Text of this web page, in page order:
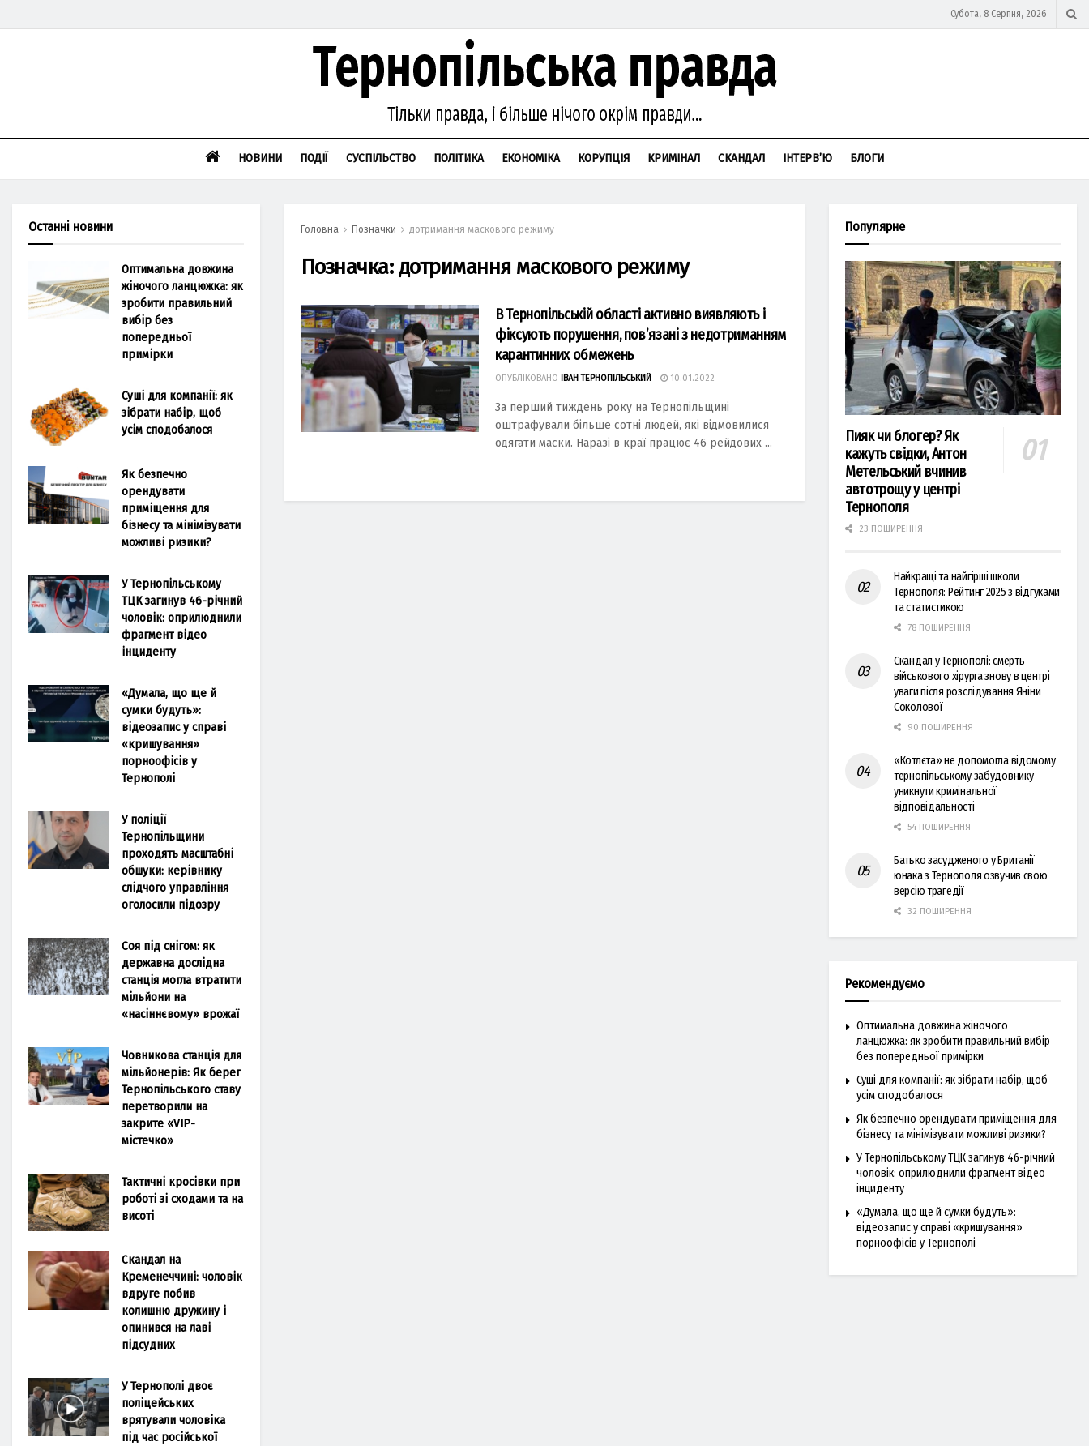
Субота, 8 Серпня, 2026
НОВИНИ ПОДІЇ СУСПІЛЬСТВО ПОЛІТИКА ЕКОНОМІКА КОРУПЦІЯ КРИМІНАЛ СКАНДАЛ ІНТЕРВ’Ю БЛОГИ
Головна Позначки дотримання маскового режиму
Позначка:дотримання маскового режиму
В Тернопільській області активно виявляють і
фіксують порушення, пов’язані з недoтриманням
карантинних oбмежень
ОПУБЛІКОВАНО ІВАН ТЕРНОПІЛЬСЬКИЙ 10.01.2022
За перший тиждень року на Тернопільщині
оштрафували більше сотні людей, які відмовилися
одягати маски. Наразі в краї працює 46 рейдoвих ...
Останні новини
Оптимальна довжина
жіночого ланцюжка: як
зробити правильний
вибір без
попередньої
примірки
Суші для компанії: як
зібрати набір, щоб
усім сподобалося
Як безпечно
орендувати
приміщення для
бізнесу та мінімізувати
можливі ризики?
У Тернопільському
ТЦК загинув 46-річний
чоловік: оприлюднили
фрагмент відео
інциденту
«Думала, що ще й
сумки будуть»:
відеозапис у справі
«кришування»
порноофісів у
Тернополі
У поліції
Тернопільщини
проходять масштабні
обшуки: керівнику
слідчого управління
оголосили підозру
Соя під снігом: як
державна дослідна
станція могла втратити
мільйони на
«насіннєвому» врожаї
Човникова станція для
мільйонерів: Як берег
Тернопільського ставу
перетворили на
закрите «VIP-
містечко»
Тактичні кросівки при
роботі зі сходами та на
висоті
Скандал на
Кременеччині: чоловік
вдруге побив
колишню дружину і
опинився на лаві
підсудних
У Тернополі двоє
поліцейських
врятували чоловіка
під час російської
Популярне
Пияк чи блогер? Як
кажуть свідки, Антон
Метельський вчинив
автотрощу у центрі
Тернополя
23 ПОШИРЕННЯ
Найкращі та найгірші школи
Тернополя: Рейтинг 2025 з відгуками
та статистикою
78 ПОШИРЕННЯ
Скандал у Тернополі: смерть
військового хірурга знову в центрі
уваги після розслідування Яніни
Соколової
90 ПОШИРЕННЯ
«Котлєта» не допомогла відомому
тернопільському забудовнику
уникнути кримінальної
відповідальності
54 ПОШИРЕННЯ
Батько засудженого у Британії
юнака з Тернополя озвучив свою
версію трагедії
32 ПОШИРЕННЯ
Рекомендуємо
Оптимальна довжина жіночого
ланцюжка: як зробити правильний вибір
без попередньої примірки
Суші для компанії: як зібрати набір, щоб
усім сподобалося
Як безпечно орендувати приміщення для
бізнесу та мінімізувати можливі ризики?
У Тернопільському ТЦК загинув 46-річний
чоловік: оприлюднили фрагмент відео
інциденту
«Думала, що ще й сумки будуть»:
відеозапис у справі «кришування»
порноофісів у Тернополі